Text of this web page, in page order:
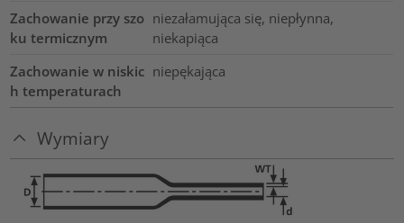
Zachowanie przy szo
ku termicznym
niezałamująca się, niepłynna,
niekapiąca
Zachowanie w niskic
h temperaturach
niepękająca
Wymiary